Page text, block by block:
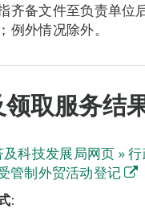
齐备文件至负责单位
例外情况除外。
取服务结
科技发展局网页 »
管制外贸活动登记
: